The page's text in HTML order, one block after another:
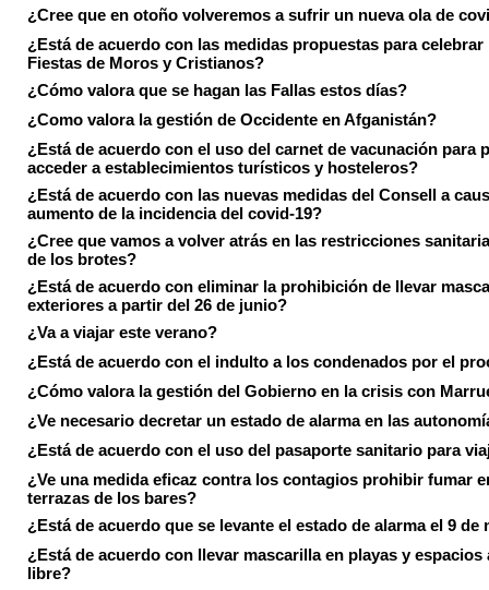
¿Cree que en otoño volveremos a sufrir un nueva ola de
¿Está de acuerdo con las medidas propuestas para celebrar
Fiestas de Moros y Cristianos?
¿Cómo valora que se hagan las Fallas estos días?
¿Como valora la gestión de Occidente en Afganistán?
¿Está de acuerdo con el uso del carnet de vacunación para
acceder a establecimientos turísticos y hosteleros?
¿Está de acuerdo con las nuevas medidas del Consell a
aumento de la incidencia del covid-19?
¿Cree que vamos a volver atrás en las restricciones
de los brotes?
¿Está de acuerdo con eliminar la prohibición de llevar
exteriores a partir del 26 de junio?
¿Va a viajar este verano?
¿Está de acuerdo con el indulto a los condenados por el
¿Cómo valora la gestión del Gobierno en la crisis con
¿Ve necesario decretar un estado de alarma en las
¿Está de acuerdo con el uso del pasaporte sanitario para
¿Ve una medida eficaz contra los contagios prohibir fumar
terrazas de los bares?
¿Está de acuerdo que se levante el estado de alarma el 9 de
¿Está de acuerdo con llevar mascarilla en playas y espacios
libre?